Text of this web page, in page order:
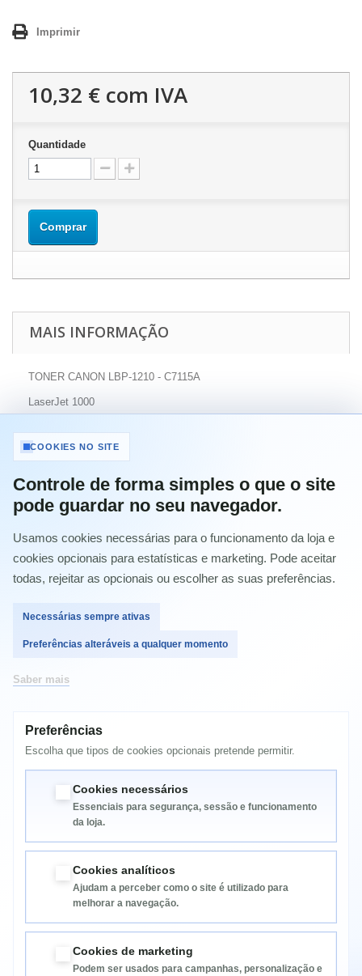
Imprimir
10,32 € com IVA
Quantidade
Comprar
MAIS INFORMAÇÃO
TONER CANON LBP-1210 - C7115A
LaserJet 1000
LaserJet 1005 Series
LaserJet 1005W
Laserjet 1150
LaserJet 1200 Series
LaserJet 1220
LaserJet 3300
LaserJet 3320MFP
LaserJet 3330MFP
Informação
COOKIES NO SITE
Controle de forma simples o que o site
pode guardar no seu navegador.
Usamos cookies necessárias para o funcionamento da loja e
cookies opcionais para estatísticas e marketing. Pode aceitar
todas, rejeitar as opcionais ou escolher as suas preferências.
Necessárias sempre ativas
Preferências alteráveis a qualquer momento
Saber mais
Preferências
Escolha que tipos de cookies opcionais pretende permitir.
Cookies necessários
Essenciais para segurança, sessão e funcionamento
da loja.
Cookies analíticos
Ajudam a perceber como o site é utilizado para
melhorar a navegação.
Cookies de marketing
Podem ser usados para campanhas, personalização e